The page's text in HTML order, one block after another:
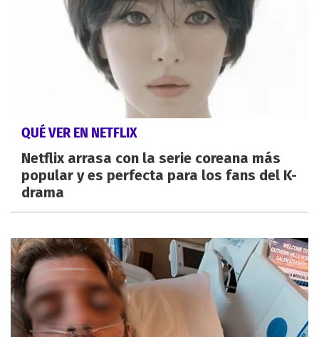
QUÉ VER EN NETFLIX
Netflix arrasa con la serie coreana más
popular y es perfecta para los fans del K-
drama